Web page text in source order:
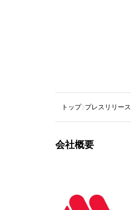
トップ プレスリリース
会社概要